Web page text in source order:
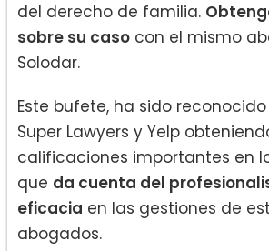
del derecho de familia.
sobre su caso con el mismo
Solodar.
Este bufete, ha sido reconocido
Super Lawyers y Yelp
calificaciones importantes en
que da cuenta del
eficacia en las gestiones de
abogados.